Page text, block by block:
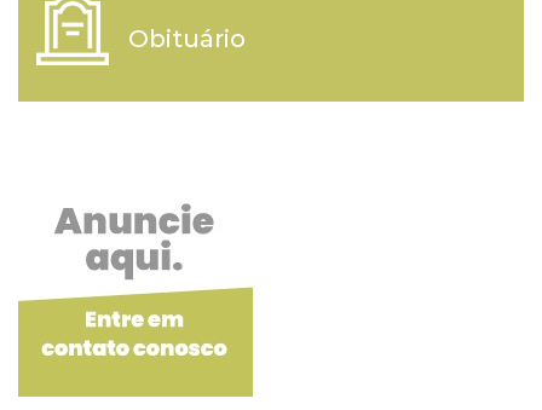
Obituário